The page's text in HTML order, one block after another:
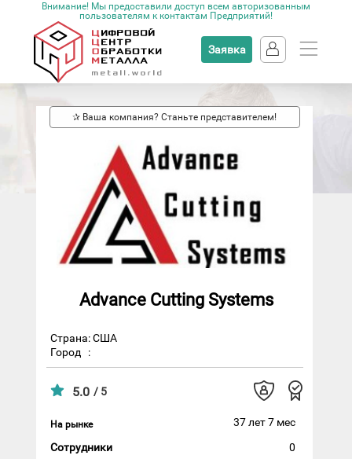
Внимание! Мы предоставили доступ всем авторизованным
пользователям к контактам Предприятий!
Заявка
✰ Ваша компания? Станьте представителем!
Advance Cutting Systems
Страна: США
Город
:
5.0 / 5
На рынке
37 лет 7 мес
Сотрудники
0